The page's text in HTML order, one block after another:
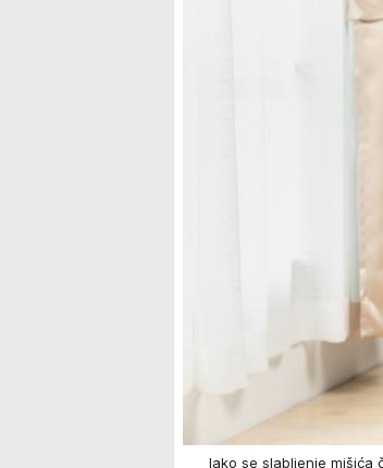
Iako se slabljenje mišića